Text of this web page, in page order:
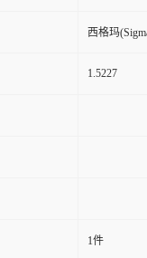
西格玛
1.5227
1件